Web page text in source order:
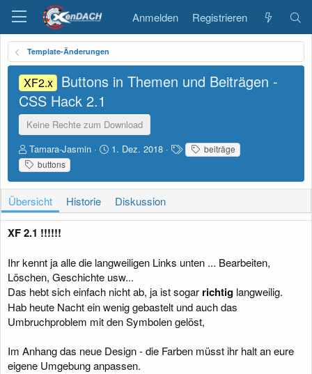
Anmelden Registrieren
Template-Änderungen
XF2.x Buttons in Themen und Beiträgen -
CSS Hack 2.1
Keine Rechte zum Download
A
u
t
o
r
Tamara-Jasmin
D
u
m
E
r
e
l
u
n
g
1. Dez. 2018
S
c
l
g
w
t
beiträge
buttons
Übersicht Historie Diskussion
XF 2.1 !!!!!!
Ihr kennt ja alle die langweiligen Links unten ... Bearbeiten,
Löschen, Geschichte usw...
Das hebt sich einfach nicht ab, ja ist sogar richtig langweilig.
Hab heute Nacht ein wenig gebastelt und auch das
Umbruchproblem mit den Symbolen gelöst,
Im Anhang das neue Design - die Farben müsst ihr halt an eure
eigene Umgebung anpassen.